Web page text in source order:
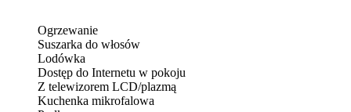
Ogrzewanie
Suszarka do włosów
Lodówka
Dostęp do Internetu w pokoju
Z telewizorem LCD/plazmą
Kuchenka mikrofalowa